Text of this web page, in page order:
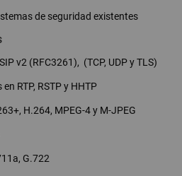
de seguridad existentes
v2 (RFC3261), (TCP, UDP y TLS)
RTP, RSTP y HHTP
H.264, MPEG-4 y M-JPEG
G.722